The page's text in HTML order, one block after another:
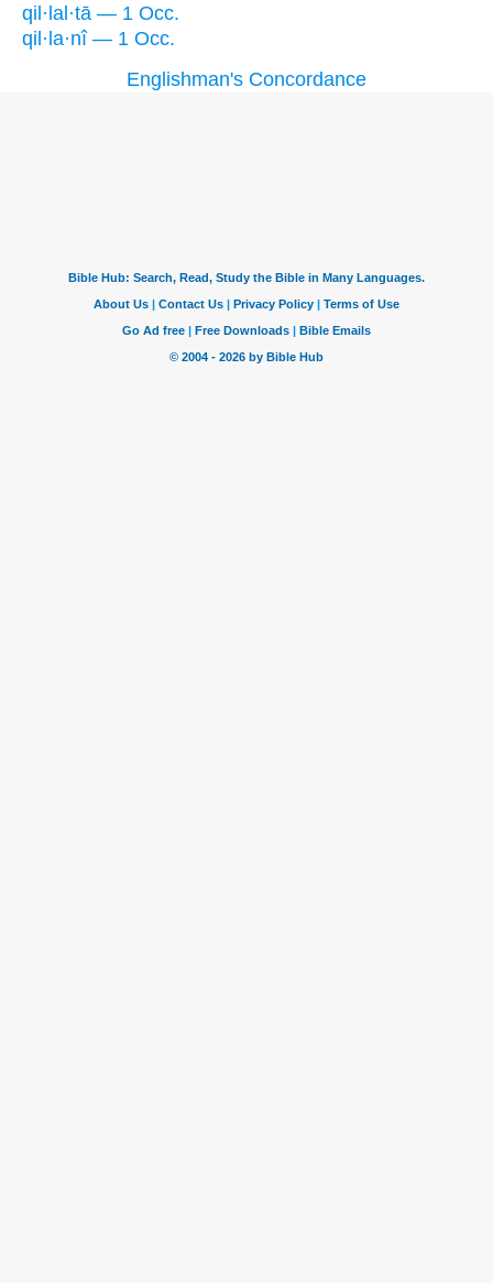
qil·lal·tā — 1 Occ.
qil·la·nî — 1 Occ.
Englishman's Concordance